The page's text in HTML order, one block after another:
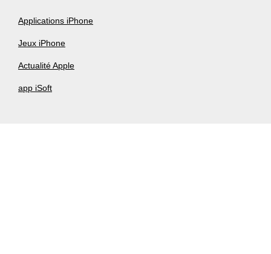
Applications iPhone
Jeux iPhone
Actualité Apple
app iSoft